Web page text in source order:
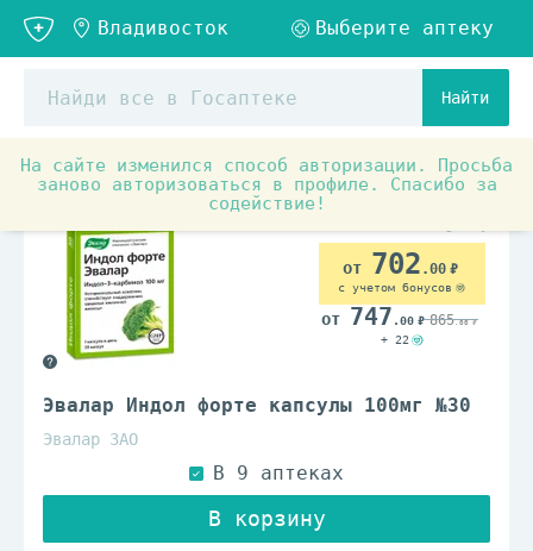
Найти
На сайте изменился способ авторизации. Просьба
заново авторизоваться в профиле. Спасибо за
содействие!
Аптечные товары Женское здоровье Мастопатия
Эвалар Индол форте капсулы 100мг №30
Эвалар ЗАО
702 .00
с учетом бонусов
747 .00 865.00
+ 22